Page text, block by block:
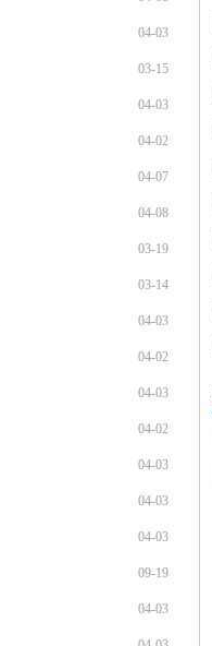
04-03
03-15
04-03
04-02
04-07
04-08
03-19
03-14
04-03
04-02
04-03
04-02
04-03
04-03
04-03
09-19
04-03